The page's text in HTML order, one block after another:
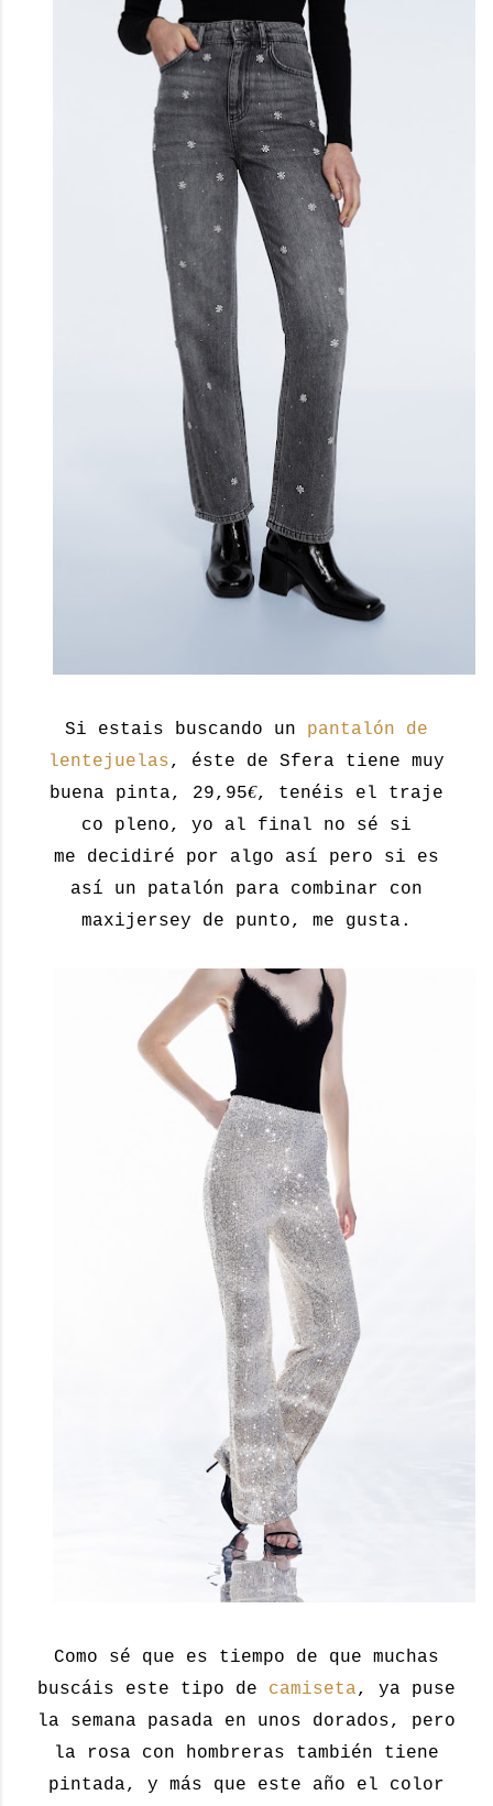
Si estais buscando un pantalón de
lentejuelas, éste de Sfera tiene muy
buena pinta, 29,95€, tenéis el traje
co pleno, yo al final no sé si
me decidiré por algo así pero si es
así un patalón para combinar con
maxijersey de punto, me gusta.
Como sé que es tiempo de que muchas
buscáis este tipo de camiseta, ya puse
la semana pasada en unos dorados, pero
la rosa con hombreras también tiene
pintada, y más que este año el color